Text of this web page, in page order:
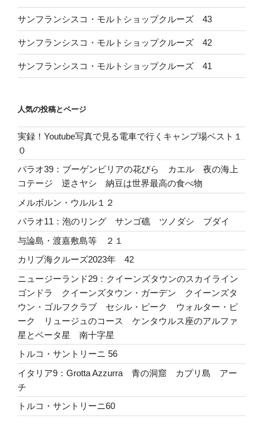
サンフランシスコ・モルトショップクルーズ 43
サンフランシスコ・モルトショップクルーズ 42
サンフランシスコ・モルトショップクルーズ 41
人気の投稿とページ
実録！Youtube写真で見る電車で行くキャンプ場ベスト１
０
パラオ39：ブーゲンビリアの花びら カエル 夜の海上
コテージ 逆さヤシ 納豆は世界最高の食べ物
メルボルン・ウルル１２
パラオ11：泡のリング サンゴ礁 ツノダシ ブダイ
与論島・渡嘉敷島等 ２１
カリブ海クルーズ2023年 42
ニュージーランド29：クイーンズタウンのスカイライン
ゴンドラ クイーンズタウン・ガーデン クイーンズタ
ウン・ゴルフクラブ セシル・ピーク ウォルター・ピ
ーク リュージュのコース ケンタウルス座のアルファ
星とベータ星 南十字星
トルコ・サントリーニ 56
イタリア9：Grotta Azzurra 青の洞窟 カプリ島 アー
チ
トルコ・サントリーニ60